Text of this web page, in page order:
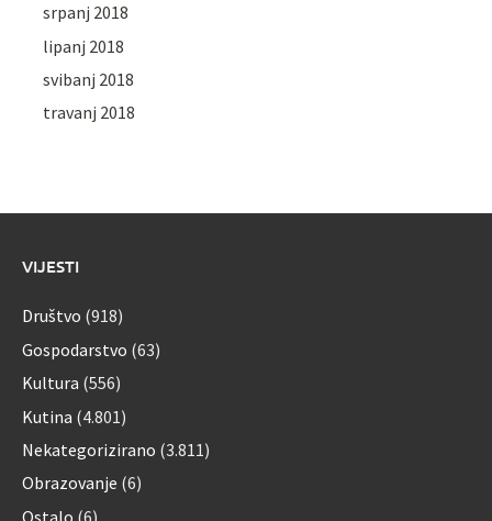
srpanj 2018
lipanj 2018
svibanj 2018
travanj 2018
VIJESTI
Društvo (918)
Gospodarstvo (63)
Kultura (556)
Kutina (4.801)
Nekategorizirano (3.811)
Obrazovanje (6)
Ostalo (6)